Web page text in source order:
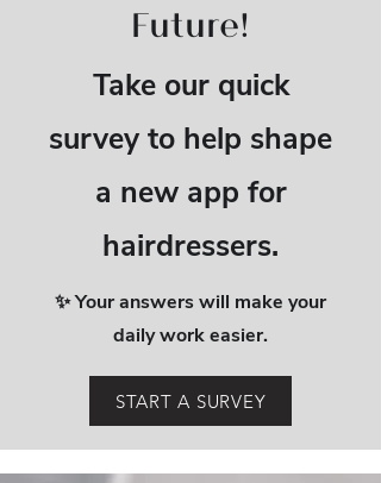
Future!
Take our quick
survey to help shape
a new app for
hairdressers.
✨ Your answers will make your
daily work easier.
START A SURVEY